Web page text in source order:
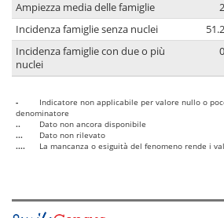
Ampiezza media delle famiglie 2
Incidenza famiglie senza nuclei
51.2
Incidenza famiglie con due o più
nuclei
0
-
Indicatore non applicabile per valore nullo o
denominatore
..
Dato non ancora disponibile
...
Dato non rilevato
....
La mancanza o esiguità del fenomeno rende i